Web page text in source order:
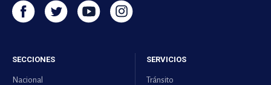
SECCIONES
Nacional
SERVICIOS
Tránsito